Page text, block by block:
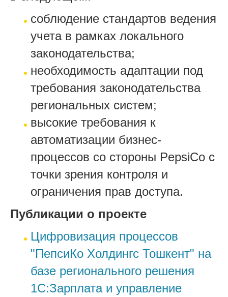
соблюдение стандартов ведения
учета в рамках локального
законодательства;
необходимость адаптации под
требования законодательства
региональных систем;
высокие требования к
автоматизации бизнес-
процессов со стороны PepsiCo с
точки зрения контроля и
ограничения прав доступа.
Публикации о проекте
Цифровизация процессов
"ПепсиКо Холдингс Тошкент" на
базе регионального решения
1С:Зарплата и управление